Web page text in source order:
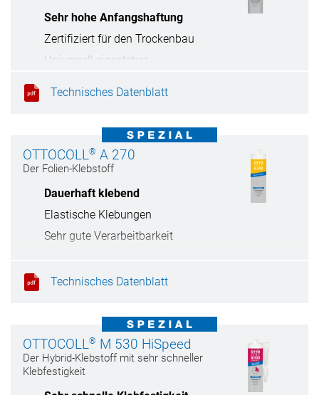
Sehr hohe Anfangshaftung
Zertifiziert für den Trockenbau
Universell einsetzbar
Technisches Datenblatt
OTTOCOLL® A 270
Der Folien-Klebstoff
Dauerhaft klebend
Elastische Klebungen
Sehr gute Verarbeitbarkeit
Technisches Datenblatt
OTTOCOLL® M 530 HiSpeed
Der Hybrid-Klebstoff mit sehr schneller
Klebfestigkeit